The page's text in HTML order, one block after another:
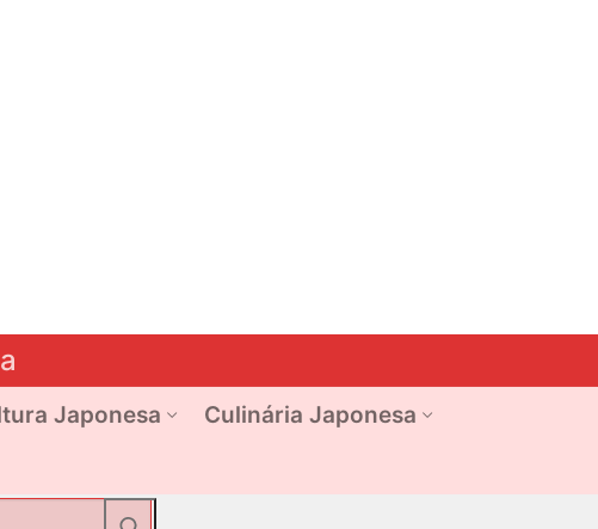
Japonesa
Culinária Japonesa